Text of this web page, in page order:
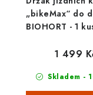
„bikeMax“ do
BIOHORT - 1
Skladem -
1 499